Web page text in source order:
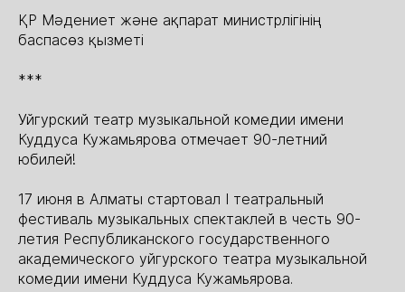
ҚР Мәдениет және ақпарат министрлігінің
баспасөз қызметі
***
Уйгурский театр музыкальной комедии имени
Куддуса Кужамьярова отмечает 90-летний
юбилей!
17 июня в Алматы стартовал I театральный
фестиваль музыкальных спектаклей в честь 90-
летия Республиканского государственного
академического уйгурского театра музыкальной
комедии имени Куддуса Кужамьярова.